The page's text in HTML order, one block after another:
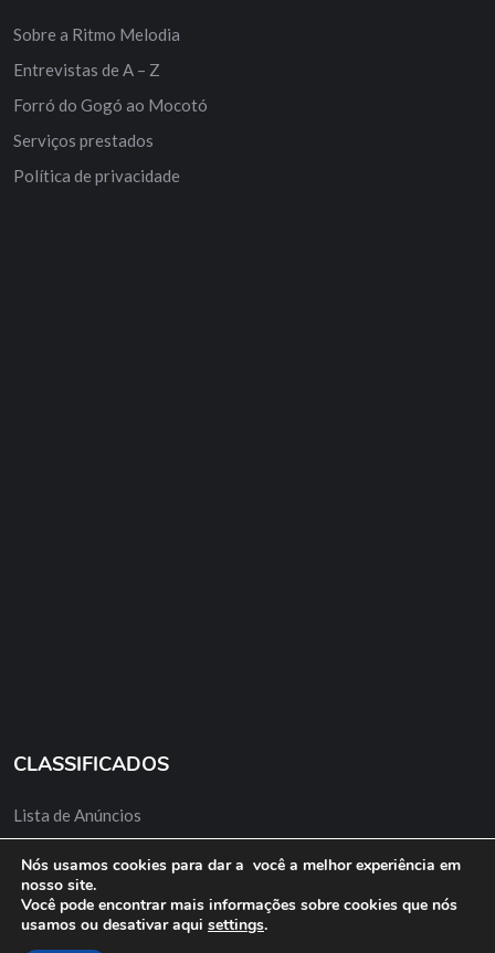
Sobre a Ritmo Melodia
Entrevistas de A – Z
Forró do Gogó ao Mocotó
Serviços prestados
Política de privacidade
CLASSIFICADOS
Lista de Anúncios
Anuncie Grátis
Nós usamos cookies para dar a você a melhor experiência em
nosso site.
Você pode encontrar mais informações sobre cookies que nós
usamos ou desativar aqui settings.